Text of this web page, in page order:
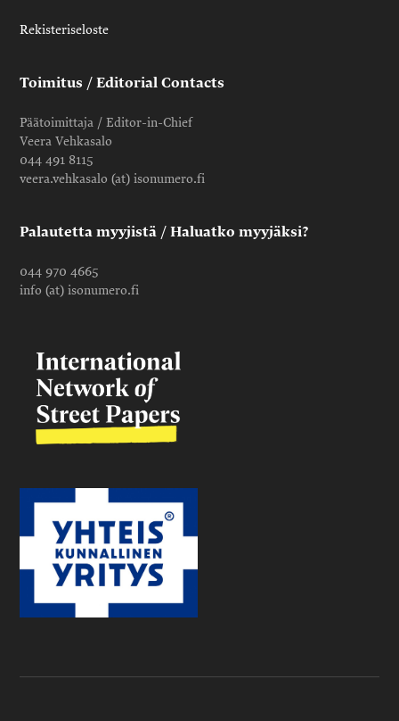
Rekisteriseloste
Toimitus / Editorial Contacts
Päätoimittaja / Editor-in-Chief
Veera Vehkasalo
044 491 8115
veera.vehkasalo (at) isonumero.fi
Palautetta myyjistä / Haluatko myyjäksi?
044 970 4665
info (at) isonumero.fi